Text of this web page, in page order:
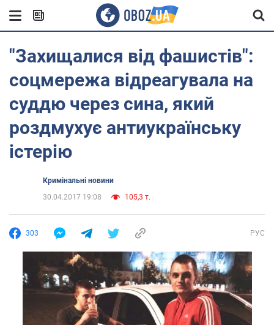
"Захищалися від фашистів":
соцмережа відреагувала на
суддю через сина, який
роздмухує антиукраїнську
істерію
Кримінальні новини
30.04.2017 19:08
105,3 т.
303 РУС